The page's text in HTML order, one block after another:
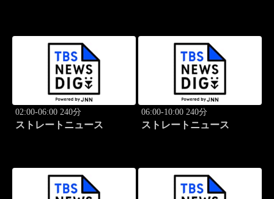
02:00-06:00 240分
ストレートニュース
06:00-10:00 240分
ストレートニュース